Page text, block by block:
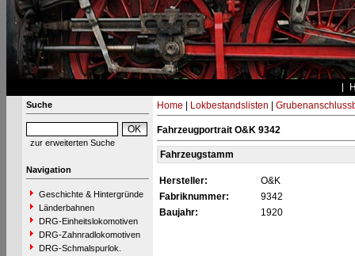
Suche
zur erweiterten Suche
Navigation
Geschichte & Hintergründe
Länderbahnen
DRG-Einheitslokomotiven
DRG-Zahnradlokomotiven
DRG-Schmalspurlok.
Home Lokbestandslisten
Fahrzeugportrait O&K 9342
Fahrzeugstamm
Hersteller:
O&K
Fabriknummer:
9342
Baujahr:
1920